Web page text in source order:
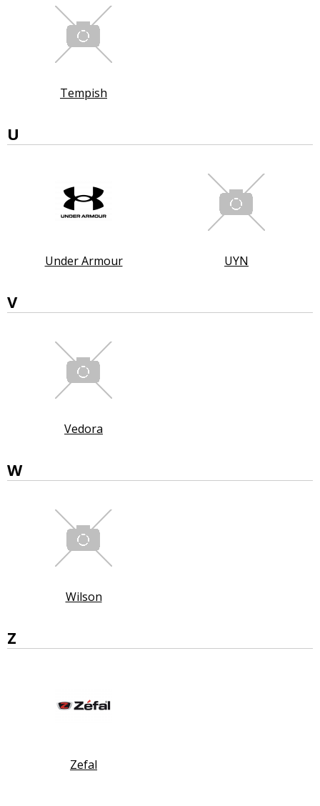
Tempish
U
Under Armour UYN
V
Vedora
W
Wilson
Z
Zefal